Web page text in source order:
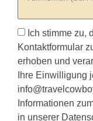
Ich stimme zu,
Kontaktformular
erhoben und
Ihre Einwilligung
Informationen
in unserer